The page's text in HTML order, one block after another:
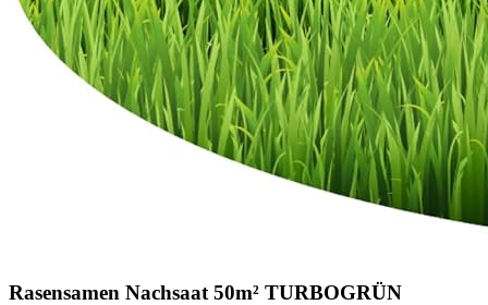
Rasensamen Nachsaat 50m² TURBOGRÜN